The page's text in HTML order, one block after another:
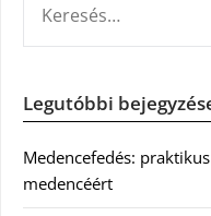
Legutóbbi
Medencefedés:
medencéért